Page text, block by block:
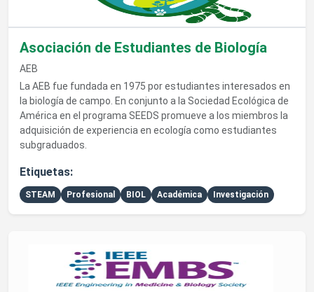
Asociación de Estudiantes de Biología
AEB
La AEB fue fundada en 1975 por estudiantes interesados en
la biología de campo. En conjunto a la Sociedad Ecológica de
América en el programa SEEDS promueve a los miembros la
adquisición de experiencia en ecología como estudiantes
subgraduados.
Etiquetas:
STEAM Profesional BIOL Académica Investigación